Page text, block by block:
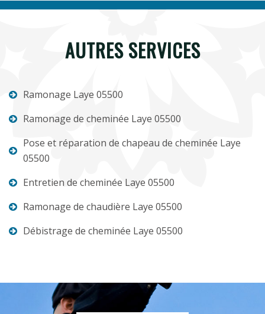
AUTRES SERVICES
Ramonage Laye 05500
Ramonage de cheminée Laye 05500
Pose et réparation de chapeau de cheminée Laye
05500
Entretien de cheminée Laye 05500
Ramonage de chaudière Laye 05500
Débistrage de cheminée Laye 05500